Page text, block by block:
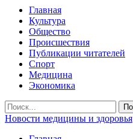
Главная
Культура
Общество
Происшествия
Публикации читателей
Спорт
Медицина
Экономика
Новости медицины и здоровья